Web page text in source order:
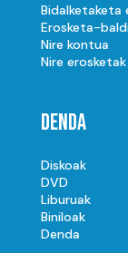
Bidalketaketa
Erosketa-
Nire kontua
Nire erosketak
Denda
Diskoak
DVD
Liburuak
Biniloak
Denda